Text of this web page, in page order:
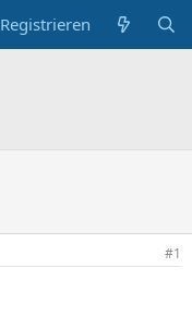
Registrieren
#1